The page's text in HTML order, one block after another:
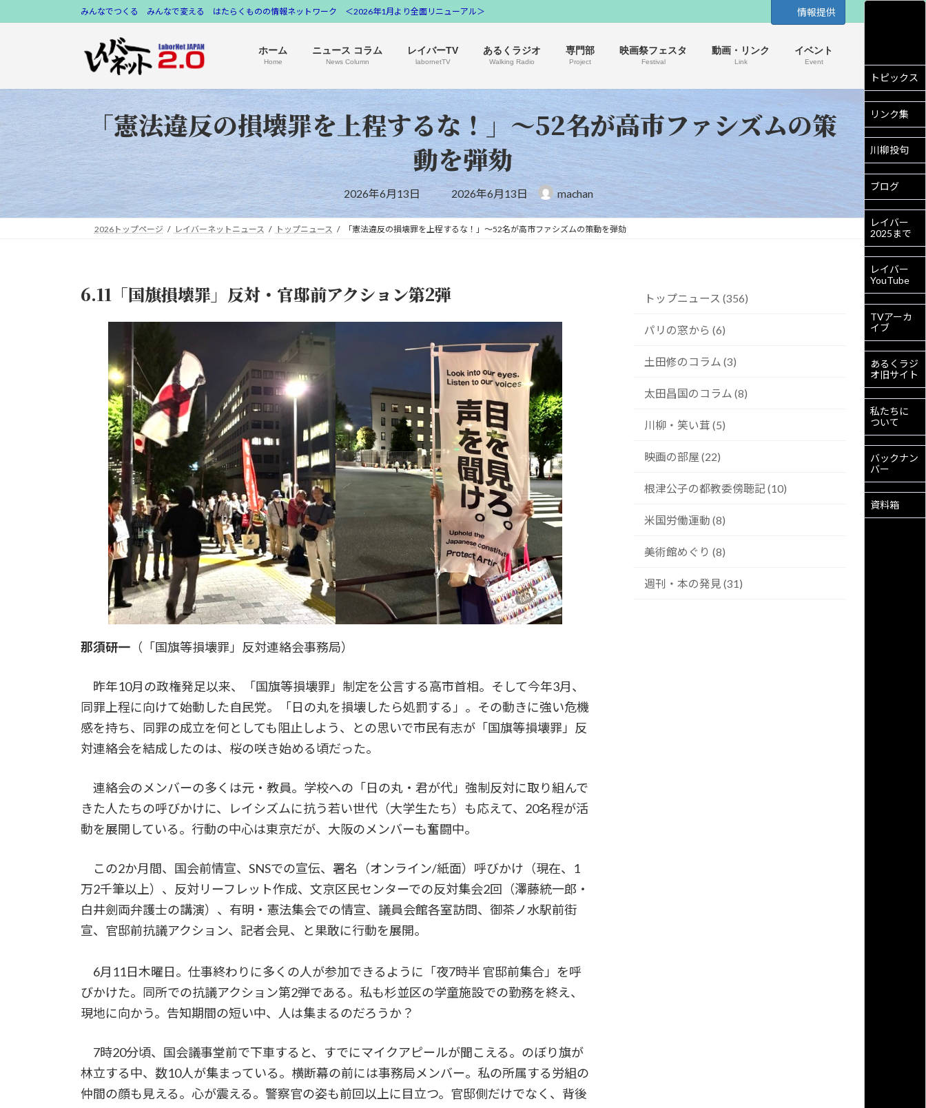
ン
キ
ビ
に
みんなでつくる みんなで変える はたらくものの情報ネットワーク ＜2026年1月より全面リニューアル＞ 情報提供
ホーム
Home
ニュース コラム
News Column
レイバーTV
labornetTV
あるくラジオ
Walking Radio
専門部
Project
映画祭フェスタ
Festival
動画・リンク
Link
イベント
Event
「憲法違反の損壊罪を上程するな！」〜52名が高市ファシズムの策
動を弾劾
2026年6月13日
最
終
新
日
2026年6月13日 machan
2026トップページ レイバーネットニュース トップニュース 「憲法違反の損壊罪を上程するな！」〜52名が高市ファシズムの策動を弾劾
6.11「国旗損壊罪」反対・官邸前アクション第2弾
那須研一 （「国旗等損壊罪」反対連絡会事務局）
昨年10月の政権発足以来、「国旗等損壊罪」制定を公言する高市首相。そして今年3月、
同罪上程に向けて始動した自民党。「日の丸を損壊したら処罰する」。その動きに強い危機
感を持ち、同罪の成立を何としても阻止しよう、との思いで市民有志が「国旗等損壊罪」反
対連絡会を結成したのは、桜の咲き始める頃だった。
連絡会のメンバーの多くは元・教員。学校への「日の丸・君が代」強制反対に取り組んで
きた人たちの呼びかけに、レイシズムに抗う若い世代（大学生たち）も応えて、20名程が活
動を展開している。行動の中心は東京だが、大阪のメンバーも奮闘中。
この2か月間、国会前情宣、SNSでの宣伝、署名（オンライン/紙面）呼びかけ（現在、1
万2千筆以上）、反対リーフレット作成、文京区民センターでの反対集会2回（澤藤統一郎・
白井劍両弁護士の講演）、有明・憲法集会での情宣、議員会館各室訪問、御茶ノ水駅前街
宣、官邸前抗議アクション、記者会見、と果敢に行動を展開。
6月11日木曜日。仕事終わりに多くの人が参加できるように「夜7時半 官邸前集合」を呼
びかけた。同所での抗議アクション第2弾である。私も杉並区の学童施設での勤務を終え、
現地に向かう。告知期間の短い中、人は集まるのだろうか？
7時20分頃、国会議事堂前で下車すると、すでにマイクアピールが聞こえる。のぼり旗が
林立する中、数10人が集まっている。横断幕の前には事務局メンバー。私の所属する労組の
仲間の顔も見える。心が震える。警察官の姿も前回以上に目立つ。官邸側だけでなく、背後
トップニュース (356)
パリの窓から (6)
土田修のコラム (3)
太田昌国のコラム (8)
川柳・笑い茸 (5)
映画の部屋 (22)
根津公子の都教委傍聴記 (10)
米国労働運動 (8)
美術館めぐり (8)
週刊・本の発見 (31)
トピックス
リンク集
川柳投句
ブログ
レイバー
2025まで
レイバー
YouTube
TVアーカ
イブ
あるくラジ
オ旧サイト
私たちに
ついて
バックナン
バー
資料箱